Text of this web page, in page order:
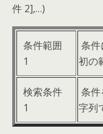
件 2],…)
条件範囲
1
条
初の
検索条件
1
条
字列